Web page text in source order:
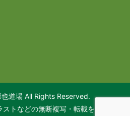
道場 All Rights Reserved.
ストなどの無断複写・転載を禁じま